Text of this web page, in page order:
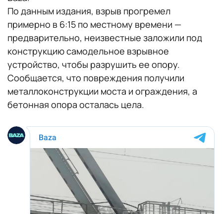
По данным издания, взрыв прогремел
примерно в 6:15 по местному времени —
предварительно, неизвестные заложили под
конструкцию самодельное взрывное
устройство, чтобы разрушить ее опору.
Сообщается, что повреждения получили
металлоконструкции моста и ограждения, а
бетонная опора осталась цела.